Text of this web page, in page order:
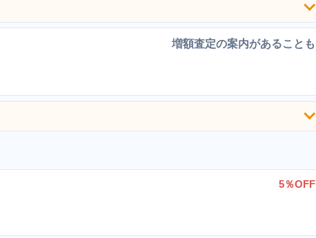
増額査定の案内があることも
5％OFF